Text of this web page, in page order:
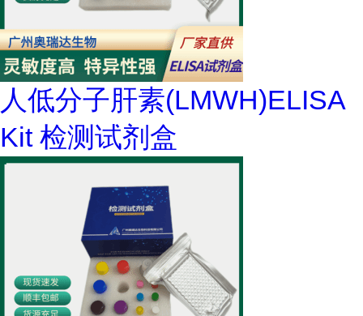
人低分子肝素(LMWH)ELISA
Kit 检测试剂盒